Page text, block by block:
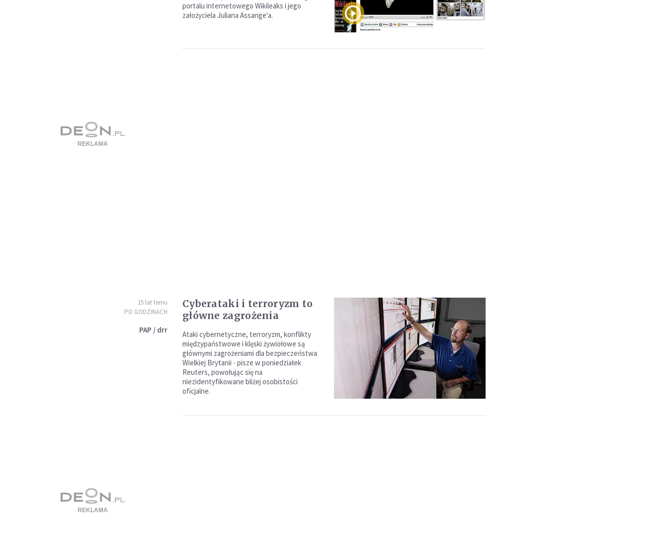
portalu internetowego Wikileaks i jego
założyciela Juliana Assange'a.
15 lat temu
PO GODZINACH
PAP / drr
Cyberataki i terroryzm to
główne zagrożenia
Ataki cybernetyczne, terroryzm, konflikty
międzypaństwowe i klęski żywiołowe są
głównymi zagrożeniami dla bezpieczeństwa
Wielkiej Brytanii - pisze w poniedziałek
Reuters, powołując się na
niezidentyfikowane bliżej osobistości
oficjalne.